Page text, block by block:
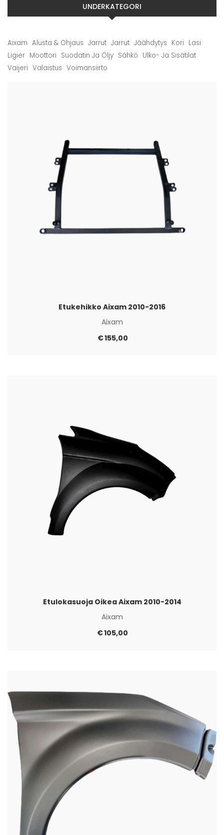
UNDERKATEGORI
Aixam Alusta & Ohjaus Jarrut Jarrut Jäähdytys Kori Lasi
Ligier Moottori Suodatin Ja Öljy Sähkö Ulko- Ja Sisätilat
Vaijeri Valaistus Voimansiirto
Etukehikko Aixam 2010-2016
Aixam
€155,00
Etulokasuoja Oikea Aixam 2010-2014
Aixam
€105,00